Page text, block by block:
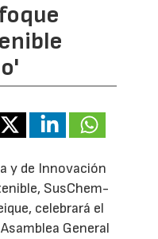
y de Innovación
SusChem-
celebrará el
General